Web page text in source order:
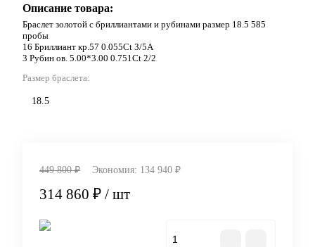
Описание товара:
Браслет золотой с бриллиантами и рубинами размер 18.5 585
пробы
16 Бриллиант кр.57 0.055Ct 3/5А
3 Рубин ов. 5.00*3.00 0.751Ct 2/2
Размер браслета:
18.5
449 800 ₽ Экономия: 134 940 ₽
314 860 ₽ / шт